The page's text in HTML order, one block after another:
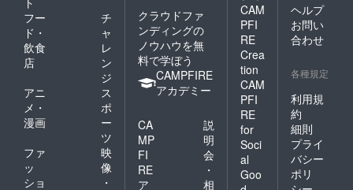
フー
ド・
飲食
店
チ
ャ
レ
ン
ジ
アニ
メ・
漫画
ス
ポ
ー
ツ
ファ
ッ
ショ
映
像
・
クラウドファ
ンディングの
ノウハウを無
料で学ぼう
CAMPFIRE
アカデミー
CA
MP
FI
RE
ア
説
明
会
・
相
CAM
PFI
RE
Crea
tion
CAM
PFI
RE
for
Soci
al
Goo
ヘルプ
お問い
合わせ
各種規定
利用規
約
細則
プライ
バシー
ポリ